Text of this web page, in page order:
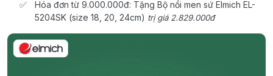
Hóa đơn từ 9.000.000đ: Tặng Bộ nồi men sứ Elmich EL-
5204SK (size 18, 20, 24cm) trị giá 2.829.000đ